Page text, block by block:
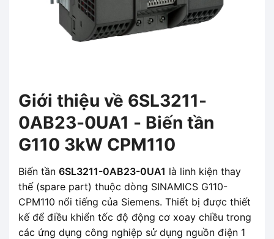
Giới thiệu về 6SL3211-
0AB23-0UA1 - Biến tần
G110 3kW CPM110
Biến tần 6SL3211-0AB23-0UA1 là linh kiện thay
thế (spare part) thuộc dòng SINAMICS G110-
CPM110 nổi tiếng của Siemens. Thiết bị được thiết
kế để điều khiển tốc độ động cơ xoay chiều trong
các ứng dụng công nghiệp sử dụng nguồn điện 1